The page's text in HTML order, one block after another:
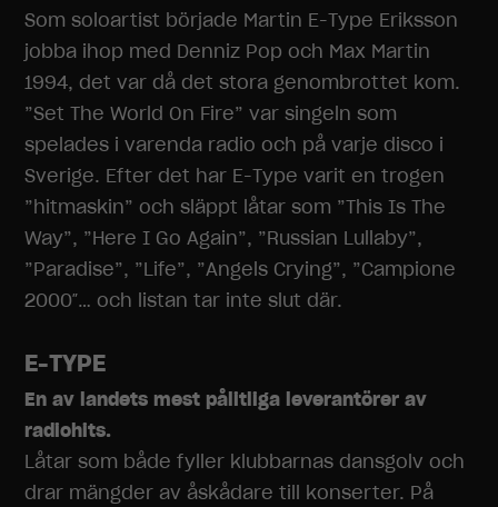
Som soloartist började Martin E-Type Eriksson
jobba ihop med Denniz Pop och Max Martin
1994, det var då det stora genombrottet kom.
”Set The World On Fire” var singeln som
spelades i varenda radio och på varje disco i
Sverige. Efter det har E-Type varit en trogen
”hitmaskin” och släppt låtar som ”This Is The
Way”, ”Here I Go Again”, ”Russian Lullaby”,
”Paradise”, ”Life”, ”Angels Crying”, ”Campione
2000″… och listan tar inte slut där.
E-TYPE
En av landets mest pålitliga leverantörer av
radiohits.
Låtar som både fyller klubbarnas dansgolv och
drar mängder av åskådare till konserter. På